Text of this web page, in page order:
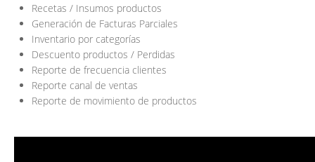
Recetas / Insumos productos
Generación de Facturas Parciales
Inventario por categorías
Descuento productos / Perdidas
Reporte de frecuencia clientes
Reporte canal de ventas
Reporte de movimiento de productos